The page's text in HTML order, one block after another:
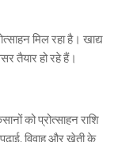
मिल रहा है। खाद्य
तैयार हो रहे हैं।
को प्रोत्साहन राशि
विवाह और खेती के